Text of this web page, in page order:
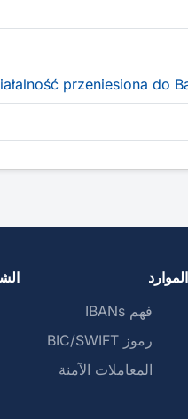
przeniesiona do
الموارد
فهم IBANs
رموز BIC/SWIFT
المعاملات الآمنة